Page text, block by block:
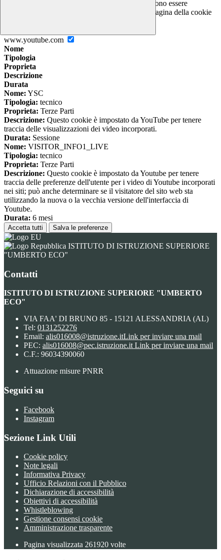
I cookie necessari per il funzionamento non possono essere
disabilitati. È possibile consultare l'elenco nella pagina della cookie
www.youtube.com
Nome
Tipologia
Proprieta
Descrizione
Durata
Nome: YSC
Tipologia: tecnico
Proprieta: Terze Parti
Descrizione: Questo cookie è impostato da YouTube per tenere
traccia delle visualizzazioni dei video incorporati.
Durata: Sessione
Nome: VISITOR_INFO1_LIVE
Tipologia: tecnico
Proprieta: Terze Parti
Descrizione: Questo cookie è impostato da Youtube per tenere
traccia delle preferenze dell'utente per i video di Youtube incorporati
nei siti; può anche determinare se il visitatore del sito web sta
utilizzando la nuova o la vecchia versione dell'interfaccia di
Youtube.
Durata: 6 mesi
Accetta tutti Salva le preferenze
ISTITUTO DI ISTRUZIONE SUPERIORE
"UMBERTO ECO"
Contatti
ISTITUTO DI ISTRUZIONE SUPERIORE "UMBERTO
ECO"
VIA FAA' DI BRUNO 85 - 15121 ALESSANDRIA (AL)
Tel: 0131252276
Email: alis016008@istruzione.itLink per inviare una mail
PEC: alis016008@pec.istruzione.it Link per inviare una mail
C.F.: 96034390060
Attuazione misure PNRR
Seguici su
Facebook
Instagram
Sezione Link Utili
Cookie policy
Note legali
Informativa Privacy
Ufficio Relazioni con il Pubblico
Dichiarazione di accessibilità
Obiettivi di accessibilità
Whistleblowing
Gestione consensi cookie
Amministrazione trasparente
Pagina visualizzata 261920 volte